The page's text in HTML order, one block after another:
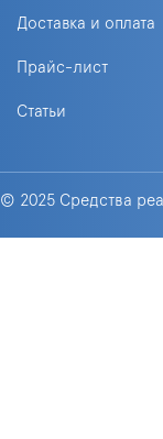
Доставка и оплата
Прайс-лист
Статьи
© 2025 Средства